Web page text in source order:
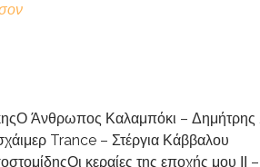
Ο Άνθρωπος Καλαμπόκι – Δημήτρης
Trance – Στέργια Κάββαλου
Οι κεραίες της εποχής μου ΙΙ